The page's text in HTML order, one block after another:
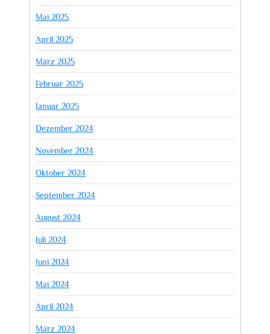
Mai 2025
April 2025
März 2025
Februar 2025
Januar 2025
Dezember 2024
November 2024
Oktober 2024
September 2024
August 2024
Juli 2024
Juni 2024
Mai 2024
April 2024
März 2024